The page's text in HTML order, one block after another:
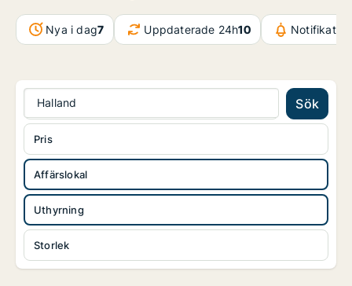
Nya i dag7 Uppdaterade 24h10
Halland Sök
Affärslokal
Uthyrning
Storlek
Pris